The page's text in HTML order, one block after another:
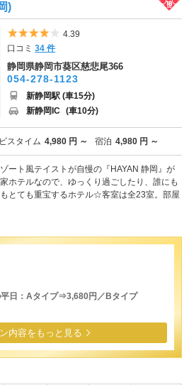
)
5つ星のうち4
4.39
口コミ34 件
静岡県静岡市葵区慈悲尾366
054-278-1123
新静岡駅 (車15分)
新静岡IC (車10分)
スタイム 4,980 円 ～ 宿泊 4,980 円 ～
ート風テイストが自慢の『HAYAN 静岡』が
ホテルなので、ゆっくり過ごしたり、誰にも
とても重宝するホテル☆客室は全23室。部屋
平日：Aタイプ⇒3,680円／Bタイプ
内容をもっと見る